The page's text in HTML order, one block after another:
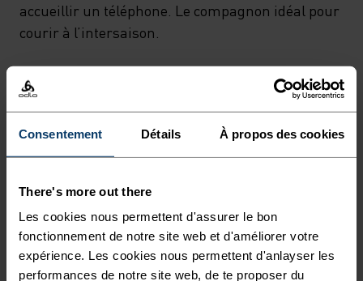
Consentement Détails À propos des cookies
There's more out there
Les cookies nous permettent d'assurer le bon
fonctionnement de notre site web et d'améliorer votre
expérience. Les cookies nous permettent d'anlayser les
performances de notre site web, de te proposer du
accueillir un téléphone. Le compagnon idéal pour
courir à l’intersaison.
RAPIDE COMME L'ÉCLAIR,
LÉGER COMME L'AIR
Vêtements de running techniques à séchage
rapide pour garder une longueur d'avance.